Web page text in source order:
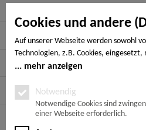
Cookies und andere
Auf unserer Webseite werden sowohl
Technologien, z.B. Cookies,
Ihrem Endgerät gespeichert und/oder
Notwendige Cookies, Analyse-,
den notwendigen Cookies handelt es
notwendig sind, um den von Ihnen
bereitzustellen, die übrigen Cookies
mehr anzeigen
Notwendig
Notwendige Cookies sind
einer Webseite erforderlich.
Informationen
Rechtliches
Zahlungsarten
Folge uns auf: